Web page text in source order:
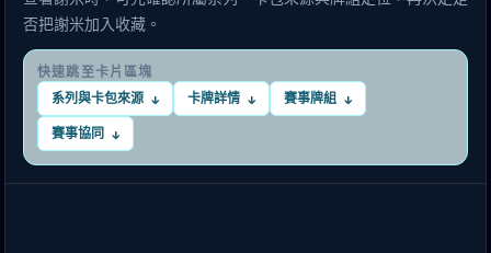
否把謝米加入收藏。
快速跳至卡片區塊
系列與卡包來源 ↓ 卡牌詳情 ↓ 賽事牌組 ↓
賽事協同 ↓